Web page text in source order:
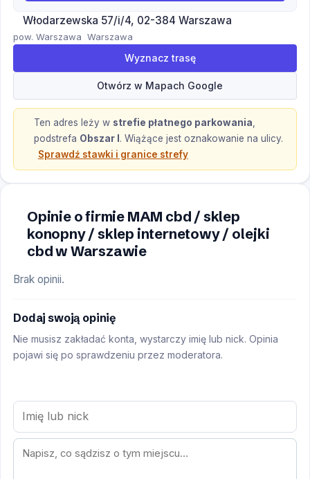
Włodarzewska 57/i/4, 02-384 Warszawa
pow. Warszawa Warszawa
Wyznacz trasę
Otwórz w Mapach Google
Ten adres leży w strefie płatnego parkowania
podstrefa Obszar I .Wiążące jest oznakowanie na ulicy.
Sprawdź stawki i granice strefy
Opinie o firmie MAM cbd / sklep
konopny / sklep internetowy / olejki
cbd w Warszawie
Brak opinii.
Dodaj swoją opinię
Nie musisz zakładać konta, wystarczy imię lub nick. Opinia
pojawi się po sprawdzeniu przez moderatora.